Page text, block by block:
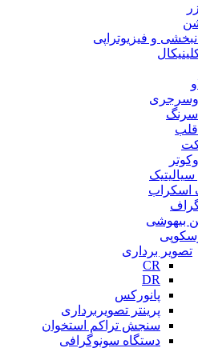
و فیزیوتراپی
اسکراب
بیهوشی
تصویر برداری
CR
DR
پانورکس
پرینتر تصویربرداری
سنجش تراکم استخوان
دستگاه سونوگرافی